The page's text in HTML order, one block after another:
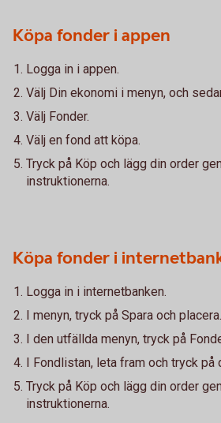
Köpa fonder i appen
Logga in i appen.
Välj Din ekonomi i menyn, och
Välj Fonder.
Välj en fond att köpa.
Tryck på Köp och lägg din order
instruktionerna.
Köpa fonder i
Logga in i internetbanken.
I menyn, tryck på Spara och placera.
I den utfällda menyn, tryck på
I Fondlistan, leta fram och tryck på
Tryck på Köp och lägg din order
instruktionerna.